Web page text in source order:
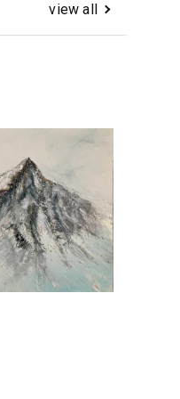
view all